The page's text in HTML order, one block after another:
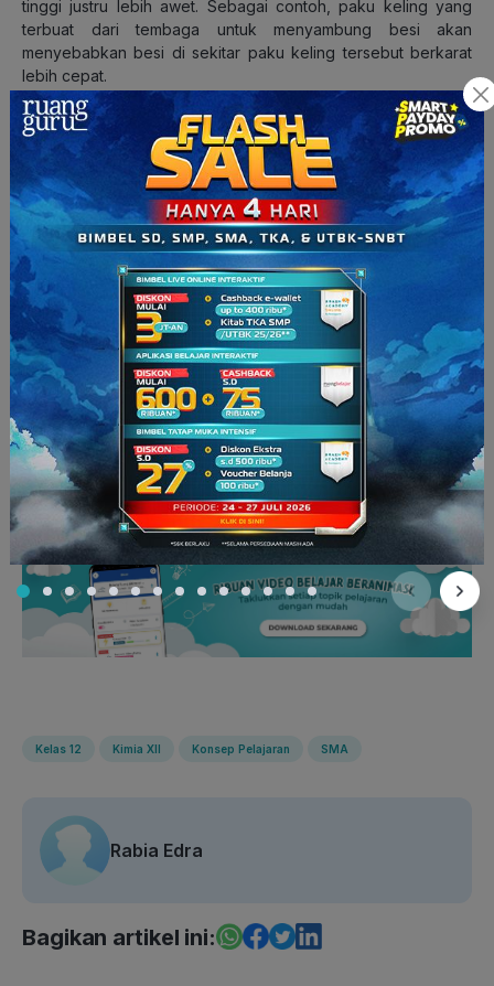
tinggi justru lebih awet. Sebagai contoh, paku keling yang
terbuat dari tembaga untuk menyambung besi akan
menyebabkan besi di sekitar paku keling tersebut berkarat
lebih cepat.
Sekarang RG Squad sudah tahu ‘kan
pengertian korosi dan
bagaimana proses pembentukannya.
Nah, sekarang kita
belajar tentangcara pencegahan korosi pada logam.
Masih mau belajar materi kimia sambil seru-seruan? Yuk, kita
belajar bersama diruangbelajar.
Kelas 12 Kimia XII Konsep Pelajaran SMA
Rabia Edra
Bagikan artikel ini: